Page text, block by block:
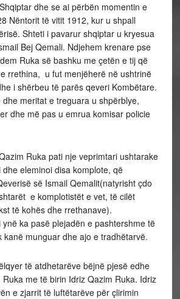
dhe se ai përbën momentin e
Nëntorit të vitit 1912, kur u shpall
Shteti i pavarur shqiptar u kryesua
Bej Qemali. Ndjehem krenare pse
Ruka së bashku me çetën e tij që
rrethina, u fut menjëherë në ushtrinë
i shërbeu të parës qeveri Kombëtare.
meritat e treguara u shpërblye,
dhe më pas u emrua komisar policie
Ruka pati nje veprimtari ushtarake
eleminoi disa komplote, që
së Ismail Qemalit(natyrisht çdo
e komplotistët e vet, të cilët
të kohës dhe rrethanave).
ynë ka pasë plejadën e pashtershme të
kanë munguar dhe ajo e tradhëtarvë.
të atdhetarëve bëjnë pjesë edhe
me të birin Idriz Qazim Ruka. Idriz
e zjarrit të luftëtarëve për çlirimin